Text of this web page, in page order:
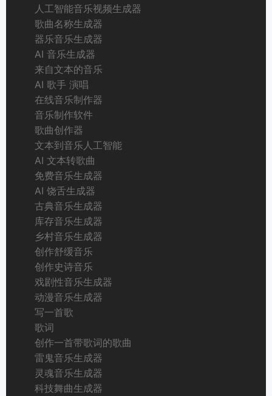
人工智能音乐视频生成器
歌曲名称生成器
器乐音乐生成器
AI 音乐生成器
来自文本的音乐
AI 歌手 演唱
在线音乐制作器
音乐制作软件
歌曲创作器
文本到音乐人工智能
AI 文本转歌曲
免费音乐生成器
AI 饶舌生成器
古典音乐生成器
库存音乐生成器
乡村音乐生成器
创作舒缓音乐
创作史诗音乐
戏剧性音乐生成器
动漫音乐生成器
写一首歌
歌词
创作一首带歌词的歌曲
雷鬼音乐生成器
灵魂音乐生成器
科技舞曲生成器